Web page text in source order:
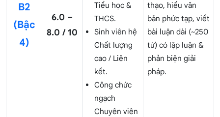
B2
(Bậc
4)
6.0 –
8.0 / 10
Tiểu học &
THCS.
Sinh viên hệ
Chất lượng
cao / Liên
kết.
Công chức
ngạch
Chuyên viên
thạo, hiểu văn
bản phức tạp, viết
bài luận dài (~250
từ) có lập luận &
phản biện giải
pháp.